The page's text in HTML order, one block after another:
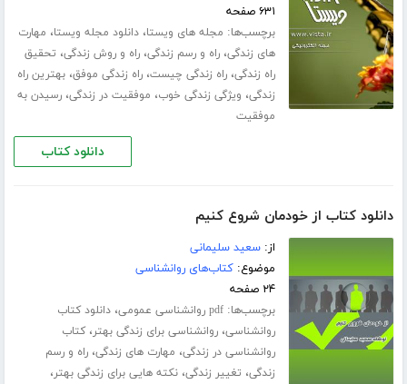
۶۳۱ صفحه
برچسب‌ها: مجله های ویستا،دانلود مجله ویستا، مهارت
های زندگی،راه و رسم زندگی،راه و روش زندگی، تحقیق
راه زندگی،راه زندگی چیست،راه زندگی موفق،بهترین راه
زندگی، ویژگی زندگی خوب، موفقیت در زندگی،رسیدن به
موفقیت
دانلود کتاب
دانلود کتاب از خودمان شروع کنیم
از:سعید سلیمانی
موضوع:کتاب‌های روانشناسی
۲۴ صفحه
برچسب‌ها:pdf روانشناسی عمومی ،دانلود کتاب
روانشناسی،روانشناسی برای زندگی بهتر،کتاب
روانشناسی در زندگی، مهارت های زندگی،راه و رسم
زندگی، تغییر زندگی،نکته هایی برای زندگی بهتر،